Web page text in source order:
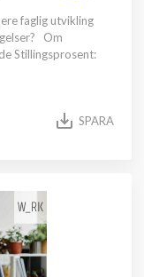
faglig utvikling
Om
Stillingsprosent:
SPARA